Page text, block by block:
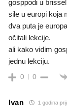
gosppodi u
sile u europi koja
dva puta je
očitali lekcije.
ali kako vidim
jednu lekciju.
0 0
Ivan 1 godina